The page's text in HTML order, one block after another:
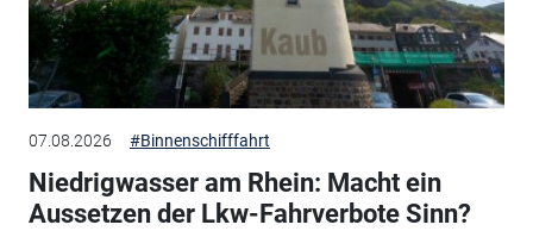
07.08.2026 #Binnenschifffahrt
Niedrigwasser am Rhein: Macht ein
Aussetzen der Lkw-Fahrverbote Sinn?